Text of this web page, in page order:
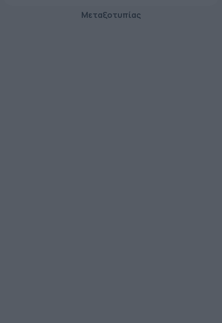
Μεταξοτυπίας